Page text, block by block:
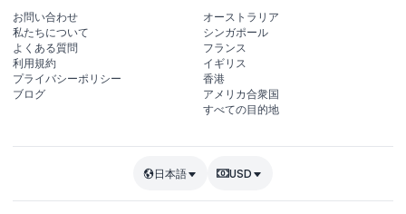
お問い合わせ
私たちについて
よくある質問
利用規約
プライバシーポリシー
ブログ
オーストラリア
シンガポール
フランス
イギリス
香港
アメリカ合衆国
すべての目的地
日本語 USD